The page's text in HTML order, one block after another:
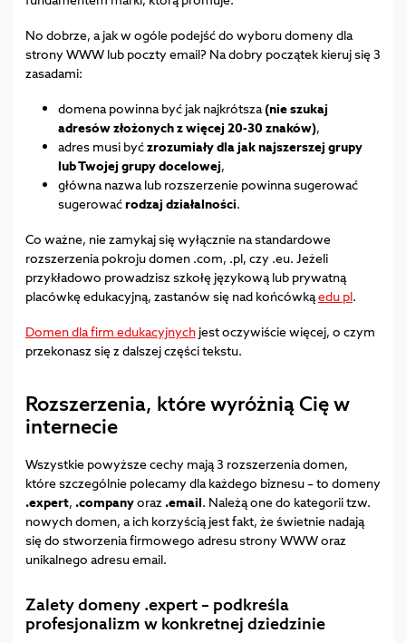
No dobrze, a jak w ogóle podejść do wyboru domeny dla
strony WWW lub poczty email? Na dobry początek kieruj się 3
zasadami:
domena powinna być jak najkrótsza(nie szukaj
adresów złożonych z więcej 20-30 znaków),
adres musi byćzrozumiały dla jak najszerszej grupy
lub Twojej grupy docelowej,
główna nazwa lub rozszerzenie powinna sugerować
sugerowaćrodzaj działalności.
Co ważne, nie zamykaj się wyłącznie na standardowe
rozszerzenia pokroju domen .com, .pl, czy .eu. Jeżeli
przykładowo prowadzisz szkołę językową lub prywatną
placówkę edukacyjną, zastanów się nad końcówkąedu pl.
Domen dla firm edukacyjnychjest oczywiście więcej, o czym
przekonasz się z dalszej części tekstu.
Rozszerzenia, które wyróżnią Cię w
internecie
Wszystkie powyższe cechy mają 3 rozszerzenia domen,
które szczególnie polecamy dla każdego biznesu – to domeny
.expert, .companyoraz .email. Należą one do kategorii tzw.
nowych domen, a ich korzyścią jest fakt, że świetnie nadają
się do stworzenia firmowego adresu strony WWW oraz
unikalnego adresu email.
Zalety domeny .expert – podkreśla
profesjonalizm w konkretnej dziedzinie